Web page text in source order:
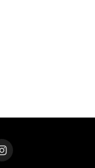
Instagram